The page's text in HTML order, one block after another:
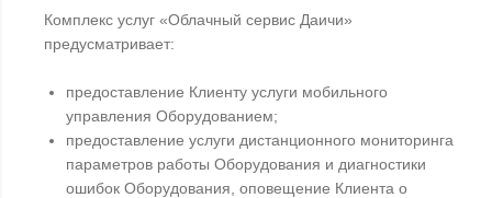
Комплекс услуг «Облачный сервис Даичи»
предусматривает:
предоставление Клиенту услуги мобильного
управления Оборудованием;
предоставление услуги дистанционного мониторинга
параметров работы Оборудования и диагностики
ошибок Оборудования, оповещение Клиента о